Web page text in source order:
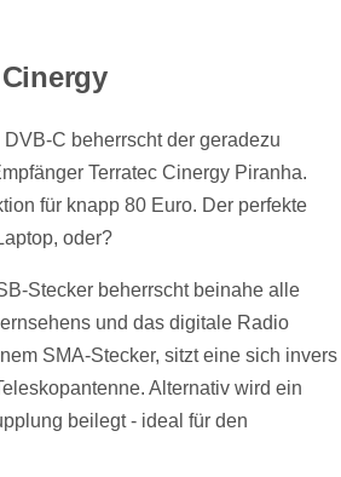
C beherrscht der geradezu
Terratec Cinergy Piranha.
für knapp 80 Euro. Der perfekte
oder?
Stecker beherrscht beinahe alle
und das digitale Radio
SMA-Stecker, sitzt eine sich invers
Alternativ wird ein
beilegt - ideal für den